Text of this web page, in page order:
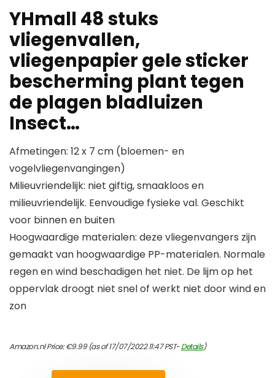
YHmall 48 stuks
vliegenvallen,
vliegenpapier gele sticker
bescherming plant tegen
de plagen bladluizen
Insect…
Afmetingen: 12 x 7 cm (bloemen- en
vogelvliegenvangingen)
Milieuvriendelijk: niet giftig, smaakloos en
milieuvriendelijk. Eenvoudige fysieke val. Geschikt
voor binnen en buiten
Hoogwaardige materialen: deze vliegenvangers zijn
gemaakt van hoogwaardige PP-materialen. Normale
regen en wind beschadigen het niet. De lijm op het
oppervlak droogt niet snel of werkt niet door wind en
zon
Amazon.nl Price:€9.99(as of 17/07/2022 11:47 PST-Details)